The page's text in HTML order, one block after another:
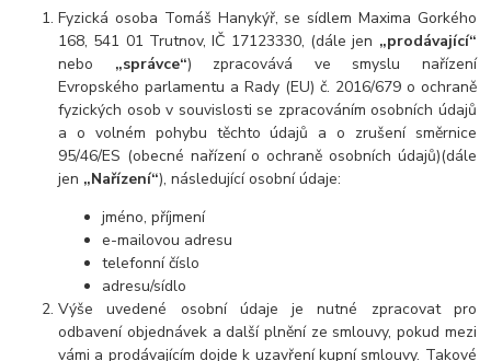
Fyzická osoba Tomáš Hanykýř, se sídlem Maxima Gorkého
168, 541 01 Trutnov, IČ 17123330, (dále jen „prodávající“
nebo „správce“) zpracovává ve smyslu nařízení
Evropského parlamentu a Rady (EU) č. 2016/679 o ochraně
fyzických osob v souvislosti se zpracováním osobních údajů
a o volném pohybu těchto údajů a o zrušení směrnice
95/46/ES (obecné nařízení o ochraně osobních údajů)(dále
jen „Nařízení“), následující osobní údaje:
jméno, příjmení
e-mailovou adresu
telefonní číslo
adresu/sídlo
Výše uvedené osobní údaje je nutné zpracovat pro
odbavení objednávek a další plnění ze smlouvy, pokud mezi
vámi a prodávajícím dojde k uzavření kupní smlouvy. Takové